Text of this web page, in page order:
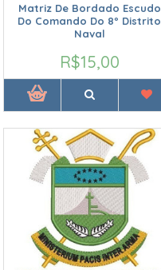
Matriz De Bordado Escudo
Do Comando Do 8º Distrito
Naval
R$15,00